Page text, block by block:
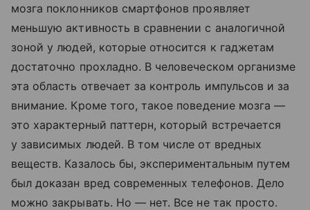
мозга поклонников смартфонов проявляет
меньшую активность в сравнении с аналогичной
зоной у людей, которые относится к гаджетам
достаточно прохладно. В человеческом организме
эта область отвечает за контроль импульсов и за
внимание. Кроме того, такое поведение мозга —
это характерный паттерн, который встречается
у зависимых людей. В том числе от вредных
веществ. Казалось бы, экспериментальным путем
был доказан вред современных телефонов. Дело
можно закрывать. Но — нет. Все не так просто.